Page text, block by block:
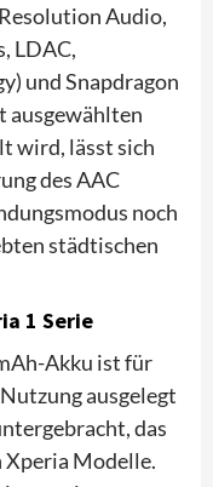
Audio,
LDAC,
und Snapdragon
ausgewählten
wird, lässt sich
des AAC
noch
städtischen
1 Serie
Akku ist für
ausgelegt
das
Xperia Modelle.